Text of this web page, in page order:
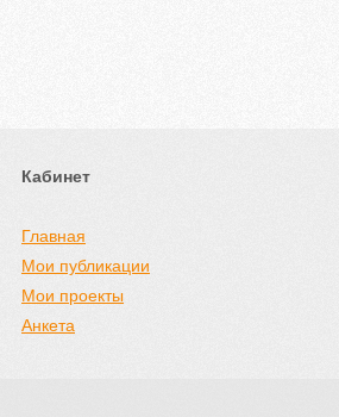
Кабинет
Главная
Мои публикации
Мои проекты
Анкета